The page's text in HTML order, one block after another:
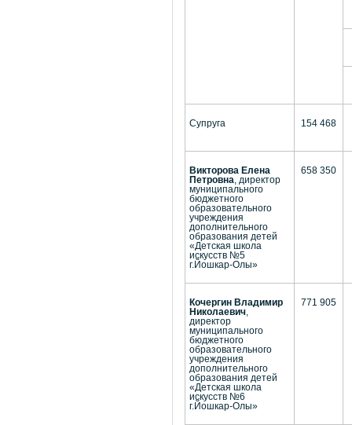
Супруга 154 468
Викторова Елена
Петровна , директор
муниципального
бюджетного
образовательного
учреждения
дополнительного
образования детей
«Детская школа
искусств №5
г.Йошкар-Олы»
658 350
Кочергин Владимир
Николаевич
директор
муниципального
бюджетного
образовательного
учреждения
дополнительного
образования детей
«Детская школа
искусств №6
г.Йошкар-Олы»
771 905